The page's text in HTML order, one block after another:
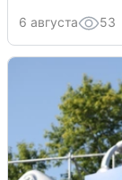
6 августа 53